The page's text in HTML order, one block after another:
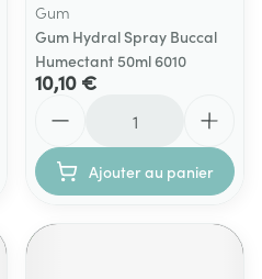
Gum
Gum Hydral Spray Buccal
Humectant 50ml 6010
10,10 €
Ajouter au panier